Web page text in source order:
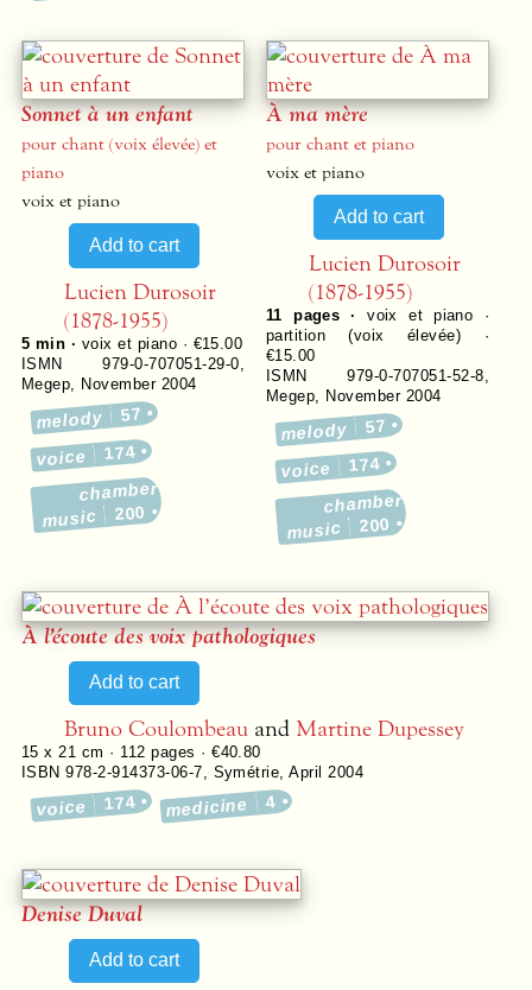
Sonnet à un enfant
pour chant (voix élevée) et
piano
voix et piano
Lucien Durosoir
(1878-1955)
5 min · voix et piano · €15.00
ISMN 979-0-707051-29-0,
Megep, November 2004
melody 57
voice 174
chamber
music 200
À ma mère
pour chant et piano
voix et piano
Lucien Durosoir
(1878-1955)
11 pages ·voix et piano ·
partition (voix élevée) ·
€15.00
ISMN 979-0-707051-52-8,
Megep, November 2004
melody 57
voice 174
chamber
music 200
À l’écoute des voix pathologiques
Bruno Coulombeau and Martine Dupessey
15 x 21 cm · 112 pages ·€40.80
ISBN 978-2-914373-06-7, Symétrie,April 2004
voice 174 medicine 4
Denise Duval